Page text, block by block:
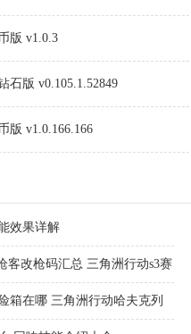
版 v1.0.3
石版 v0.105.1.52849
版 v1.0.166.166
效果详解
客改枪码汇总 三角洲行动s3赛
最新
箱在哪 三角洲行动哈夫克列